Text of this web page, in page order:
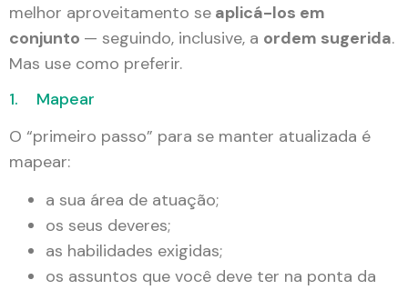
melhor aproveitamento se aplicá-los em
conjunto — seguindo, inclusive, a ordem sugerida.
Mas use como preferir.
1. Mapear
O “primeiro passo” para se manter atualizada é
mapear:
a sua área de atuação;
os seus deveres;
as habilidades exigidas;
os assuntos que você deve ter na ponta da